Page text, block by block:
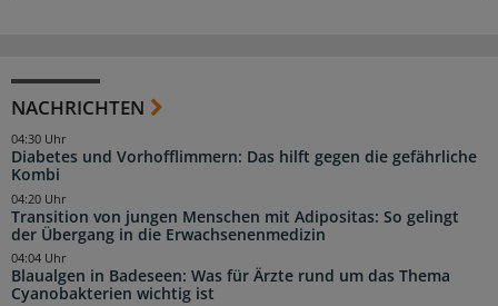
NACHRICHTEN
Diabetes und Vorhofflimmern: Das hilft gegen die gefährliche
Kombi
04:30 Uhr
Transition von jungen Menschen mit Adipositas: So gelingt
der Übergang in die Erwachsenenmedizin
04:20 Uhr
Blaualgen in Badeseen: Was für Ärzte rund um das Thema
Cyanobakterien wichtig ist
04:04 Uhr